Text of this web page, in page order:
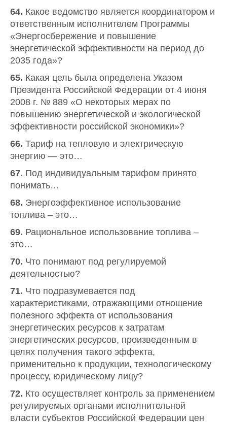
64. Какое ведомство является координатором и
ответственным исполнителем Программы
«Энергосбережение и повышение
энергетической эффективности на период до
2035 года»?
65. Какая цель была определена Указом
Президента Российской Федерации от 4 июня
2008 г. № 889 «О некоторых мерах по
повышению энергетической и экологической
эффективности российской экономики»?
66. Тариф на тепловую и электрическую
энергию — это…
67. Под индивидуальным тарифом принято
понимать…
68. Энергоэффективное использование
топлива – это…
69. Рациональное использование топлива –
это…
70. Что понимают под регулируемой
деятельностью?
71. Что подразумевается под
характеристиками, отражающими отношение
полезного эффекта от использования
энергетических ресурсов к затратам
энергетических ресурсов, произведенным в
целях получения такого эффекта,
применительно к продукции, технологическому
процессу, юридическому лицу?
72. Кто осуществляет контроль за применением
регулируемых органами исполнительной
власти субъектов Российской Федерации цен